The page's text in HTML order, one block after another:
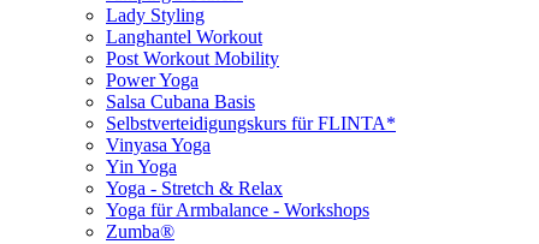
Lady Styling
Langhantel Workout
Post Workout Mobility
Power Yoga
Salsa Cubana Basis
Selbstverteidigungskurs für FLINTA*
Vinyasa Yoga
Yin Yoga
Yoga - Stretch & Relax
Yoga für Armbalance - Workshops
Zumba®